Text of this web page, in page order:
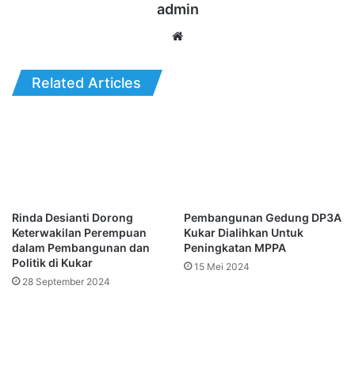
admin
Related Articles
Rinda Desianti Dorong
Keterwakilan Perempuan
dalam Pembangunan dan
Politik di Kukar
28 September 2024
Pembangunan Gedung DP3A
Kukar Dialihkan Untuk
Peningkatan MPPA
15 Mei 2024